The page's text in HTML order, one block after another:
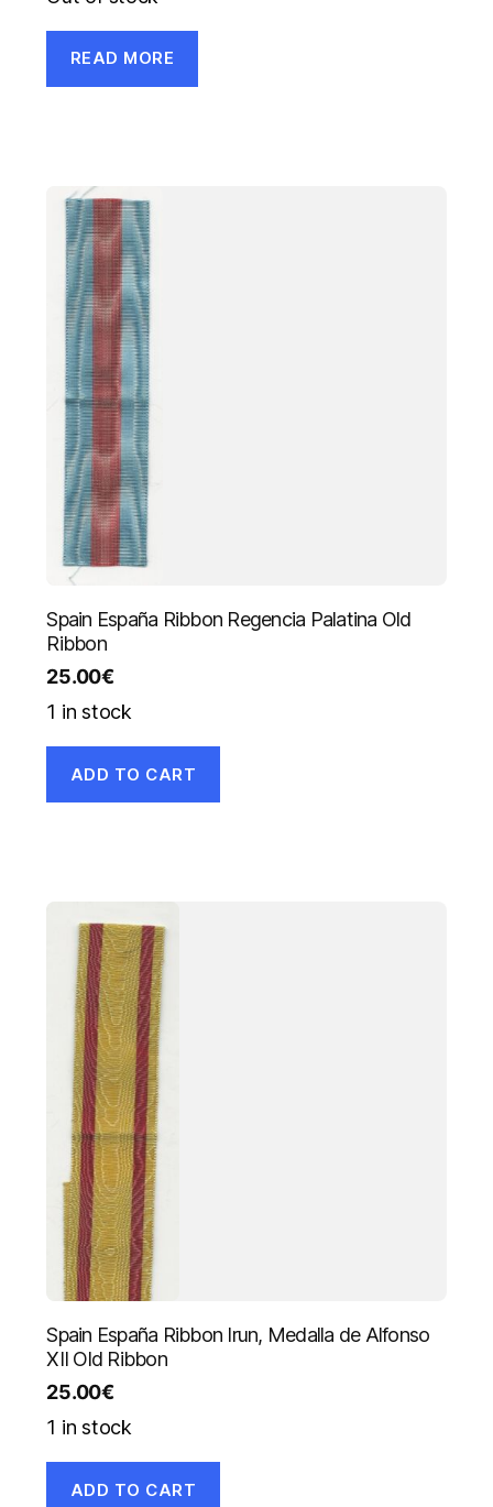
READ MORE
Spain España Ribbon Regencia Palatina Old
Ribbon
25.00€
1 in stock
ADD TO CART
Spain España Ribbon Irun, Medalla de Alfonso
XII Old Ribbon
25.00€
1 in stock
ADD TO CART